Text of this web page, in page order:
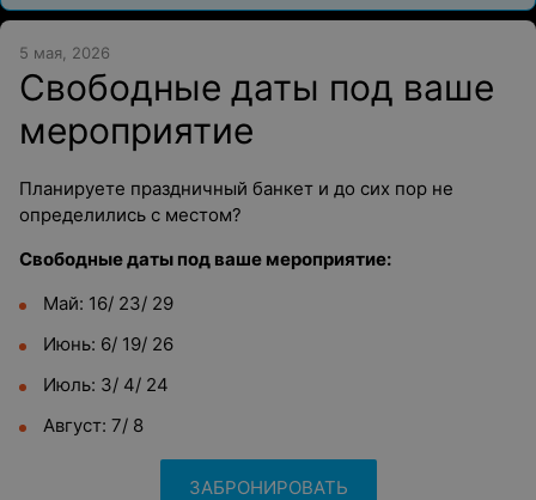
5 мая, 2026
Свободные даты под ваше
мероприятие
Планируете праздничный банкет и до сих пор не
определились с местом?
Свободные даты под ваше мероприятие:
Май: 16/ 23/ 29
Июнь: 6/ 19/ 26
Июль: 3/ 4/ 24
Август: 7/ 8
ЗАБРОНИРОВАТЬ